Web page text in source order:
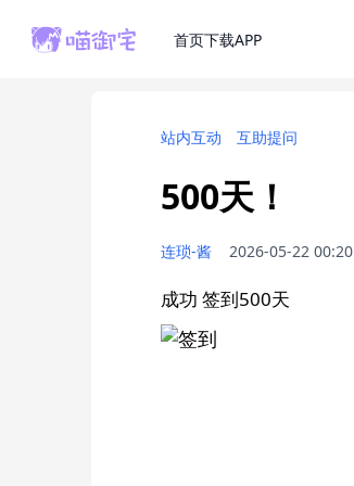
首页下载APP
站内互动 互助提问
500天！
连琐-酱 2026-05-22 00:20
成功 签到500天